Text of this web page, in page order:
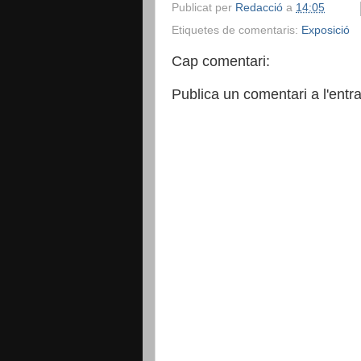
Publicat per Redacció a 14:05
Etiquetes de comentaris: Exposició
Cap comentari:
Publica un comentari a